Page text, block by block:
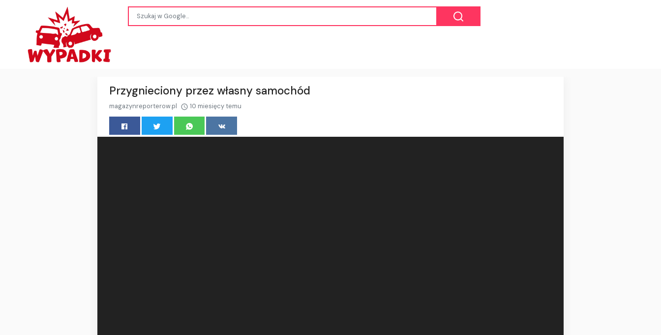
Przygnieciony przez własny samochód
magazynreporterow.pl 10 miesięcy temu